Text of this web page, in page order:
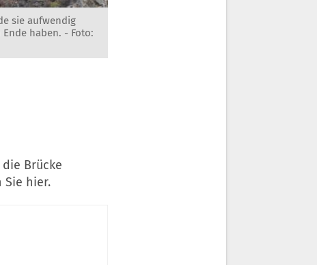
sie aufwendig
haben. - Foto:
Brücke
Sie hier.